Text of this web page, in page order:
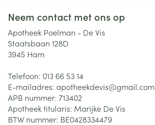
Neem contact met ons op
Apotheek Poelman - De Vis
Staatsbaan 128D
3945 Ham
Telefoon: 013 66 53 14
E-mailadres: apotheekdevis@gmail.com
APB nummer: 713402
Apotheek titularis: Marijke De Vis
BTW nummer: BE0428334479